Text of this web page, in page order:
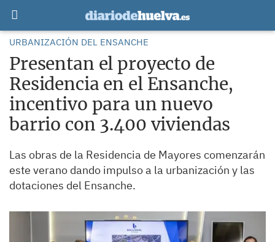
URBANIZACIÓN DEL ENSANCHE
Presentan el proyecto de
Residencia en el Ensanche,
incentivo para un nuevo
barrio con 3.400 viviendas
Las obras de la Residencia de Mayores comenzarán
este verano dando impulso a la urbanización y las
dotaciones del Ensanche.